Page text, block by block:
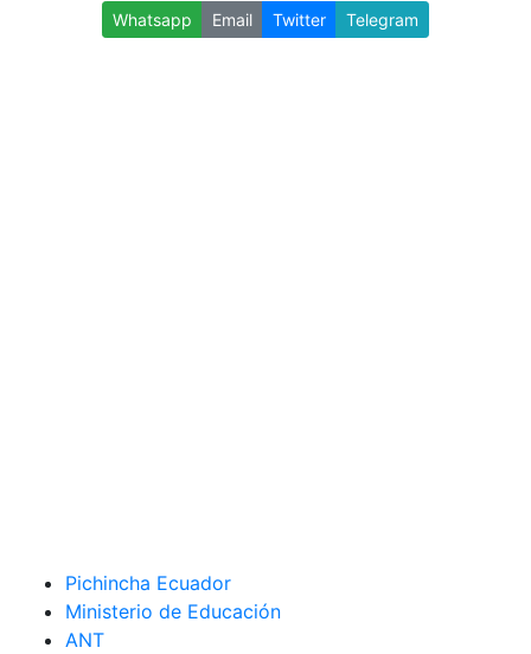
Whatsapp Email Twitter Telegram
Pichincha Ecuador
Ministerio de Educación
ANT